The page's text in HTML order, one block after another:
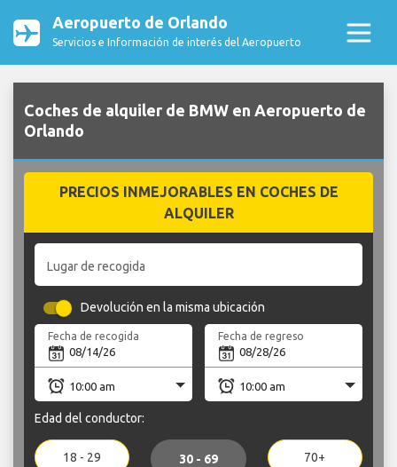
Aeropuerto de Orlando
Servicios e Información de interés del Aeropuerto
Coches de alquiler de BMW en Aeropuerto de
Orlando
PRECIOS INMEJORABLES EN COCHES DE
ALQUILER
Lugar de recogida
Devolución en la misma ubicación
Fecha de recogida Fecha de regreso
Edad del conductor:
18 - 29 30 - 69 70+